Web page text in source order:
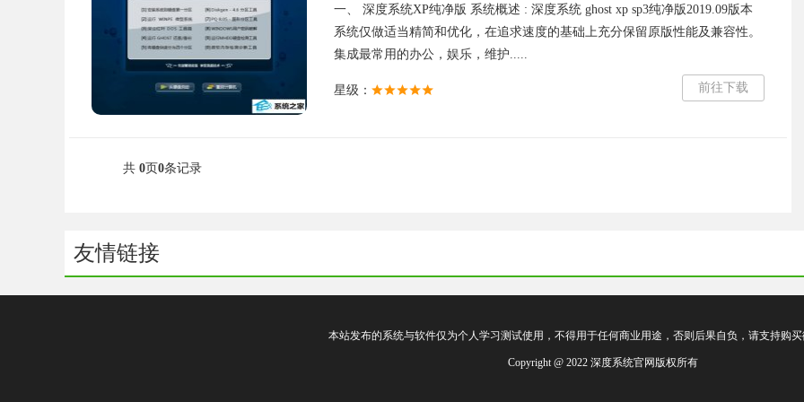
一、 深度系统XP纯净版 系统概述 : 深度系统 ghost xp sp3纯净版2019.09版本
系统仅做适当精简和优化，在追求速度的基础上充分保留原版性能及兼容性。
集成最常用的办公，娱乐，维护.....
星级： 前往下载
共 0页0条记录
友情链接
本站发布的系统与软件仅为个人学习测试使用，不得用于任何商业用途，否则后果自负，请支持购买
Copyright @ 2022 深度系统官网版权所有